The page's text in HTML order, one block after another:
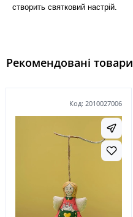
створить святковий настрій.
Рекомендовані товари
Код: 2010027006